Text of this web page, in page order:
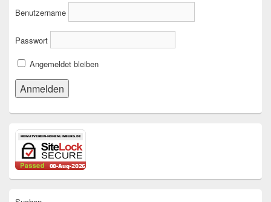
Benutzername
Passwort
Angemeldet bleiben